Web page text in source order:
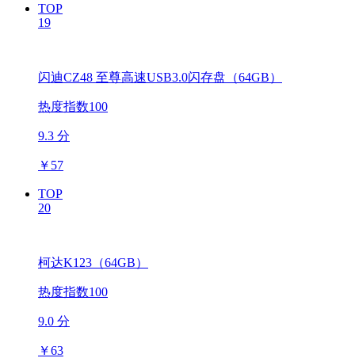
TOP
19
闪迪CZ48 至尊高速USB3.0闪存盘（64GB）
热度指数100
9.3 分
￥ 57
TOP
20
柯达K123（64GB）
热度指数100
9.0 分
￥63